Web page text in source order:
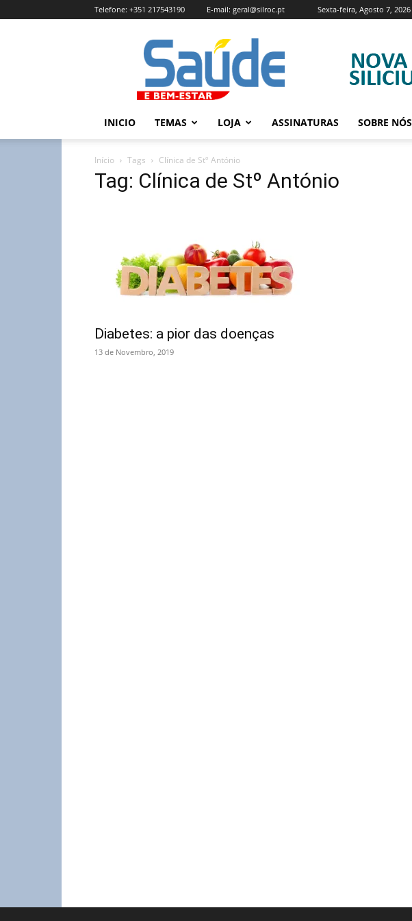
Sexta-feira, Agosto 7, 2026
Telefone: +351 217543190 E-mail: geral@silroc.pt
Revista
Saúde
e
Bem
Estar
Edição
INICIO TEMAS LOJA ASSINATURAS SOBRE NÓS
Início Tags Clínica de Stº António
Tag: Clínica de Stº António
Diabetes: a pior das doenças
13 de Novembro, 2019